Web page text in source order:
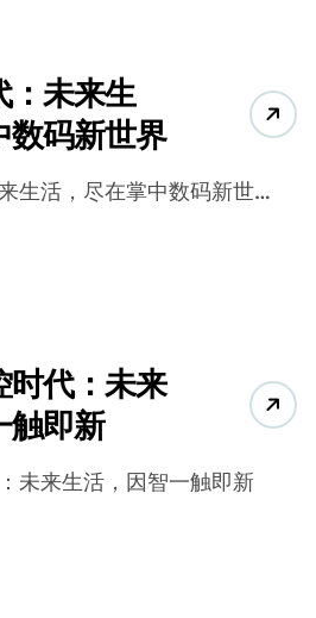
：未来生
数码新世界
来生活，尽在掌中数码新世…
时代：未来
触即新
：未来生活，因智一触即新